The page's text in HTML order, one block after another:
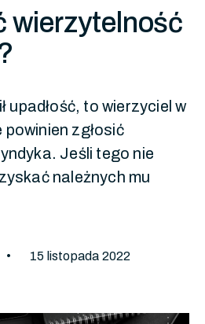
wierzytelność
upadłość, to wierzyciel w
zgłosić
Jeśli tego nie
należnych mu
• 15 listopada 2022